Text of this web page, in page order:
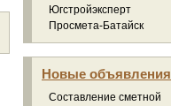
Югстройэксперт
Просмета-Батайск
Новые объявления
Составление сметной